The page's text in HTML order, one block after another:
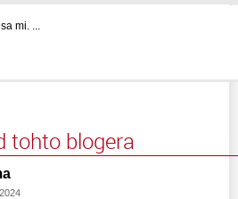
mi. ...
tohto blogera